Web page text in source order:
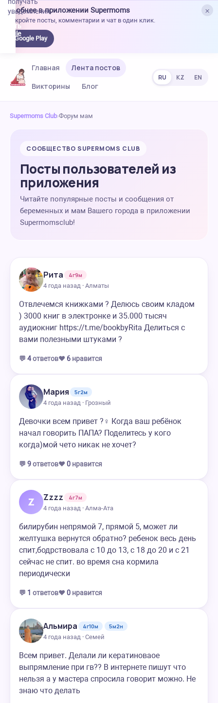
×
Удобнее в приложении Supermoms
Откройте посты, комментарии и чат в один клик.
Google Play
уведомления.
Главная
Лента постов
Викторины
Блог
RU KZ EN
Supermoms Club›Форум мам
СООБЩЕСТВО SUPERMOMS CLUB
Посты пользователей из
приложения
Читайте популярные посты и сообщения от
беременных и мам Вашего города в приложении
Supermomsclub!
Рита
4г9м
4 года назад · Алматы
Отвлечемся книжками ? Делюсь своим кладом
) 3000 книг в электронке и 35.000 тысяч
аудиокниг https://t.me/bookbyRita Делиться с
вами полезными штуками ?
💬 4ответов❤️ 6 нравится
Мария
5г2м
4 года назад · Грозный
Девочки всем привет ?‍♀️ Когда ваш ребёнок
начал говорить ПАПА? Поделитесь у кого
когда)мой чето никак не хочет?
💬 9ответов❤️ 0 нравится
Z Zzzz
4г7м
4 года назад · Алма-Ата
билирубин непрямой 7, прямой 5, может ли
желтушка вернутся обратно? ребенок весь день
спит,бодрствовала с 10 до 13, с 18 до 20 и с 21
сейчас не спит. во время сна кормила
периодически
💬 1 ответов❤️ 0 нравится
Альмира 4г10м
5м2н
4 года назад · Семей
Всем привет. Делали ли кератиноваое
выпрямление при гв?? В интернете пишут что
нельзя а у мастера спросила говорит можно. Не
знаю что делать